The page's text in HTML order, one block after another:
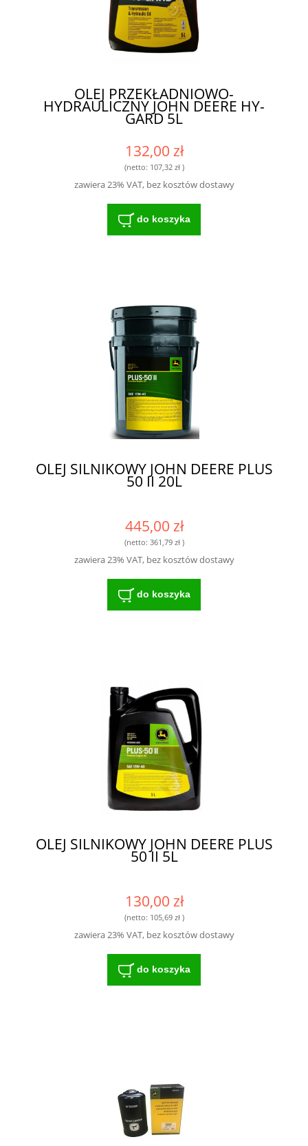
OLEJ PRZEKŁADNIOWO-
HYDRAULICZNY JOHN DEERE HY-
GARD 5L
132,00 zł
(netto: 107,32 zł)
zawiera 23% VAT, bez kosztów dostawy
do koszyka
OLEJ SILNIKOWY JOHN DEERE PLUS
50 II 20L
445,00 zł
(netto: 361,79 zł)
zawiera 23% VAT, bez kosztów dostawy
do koszyka
OLEJ SILNIKOWY JOHN DEERE PLUS
50 II 5L
130,00 zł
(netto: 105,69 zł)
zawiera 23% VAT, bez kosztów dostawy
do koszyka